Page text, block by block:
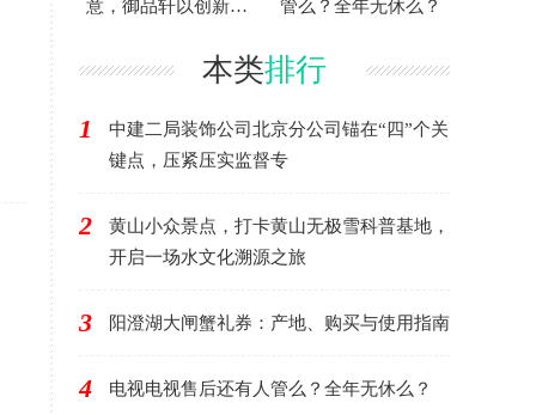
意，御品轩以创新驱
管么？全年无休么？
本类排行
1
中建二局装饰公司北京分公司锚在“四”个关
键点，压紧压实监督专
2
黄山小众景点，打卡黄山无极雪科普基地，
开启一场水文化溯源之旅
3 阳澄湖大闸蟹礼券：产地、购买与使用指南
4 电视电视售后还有人管么？全年无休么？